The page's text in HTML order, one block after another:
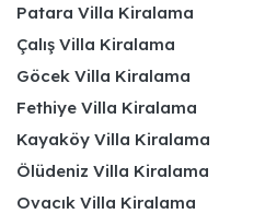
Patara Villa Kiralama
Çalış Villa Kiralama
Göcek Villa Kiralama
Fethiye Villa Kiralama
Kayaköy Villa Kiralama
Ölüdeniz Villa Kiralama
Ovacık Villa Kiralama